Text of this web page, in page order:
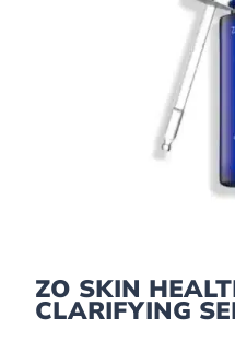
ZO SKIN
CLARIFYING